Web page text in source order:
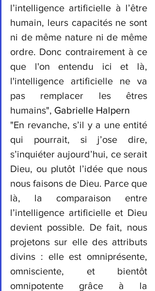
l’intelligence artificielle à l’être
humain, leurs capacités ne sont
ni de même nature ni de même
ordre. Donc contrairement à ce
que l'on entendu ici et là,
l'intelligence artificielle ne va
pas remplacer les êtres
humains", Gabrielle Halpern
"En revanche, s’il y a une entité
qui pourrait, si j’ose dire,
s’inquiéter aujourd’hui, ce serait
Dieu, ou plutôt l’idée que nous
nous faisons de Dieu. Parce que
là, la comparaison entre
l’intelligence artificielle et Dieu
devient possible. De fait, nous
projetons sur elle des attributs
divins : elle est omniprésente,
omnisciente, et bientôt
omnipotente grâce à la